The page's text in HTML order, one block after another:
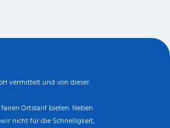
vermittelt und von dieser
Ortstarif bieten. Neben
nicht für die Schnelligkeit,